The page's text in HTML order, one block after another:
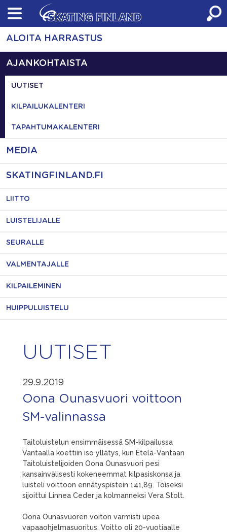
Skip
content
ALOITA HARRASTUS
AJANKOHTAISTA
UUTISET
KILPAILUKALENTERI
TAPAHTUMAKALENTERI
MEDIA
SKATINGFINLAND.FI
LIITTO
LUISTELIJALLE
SEURALLE
VALMENTAJALLE
KILPAILEMINEN
HUIPPULUISTELU
UUTISET
29.9.2019
Oona Ounasvuori voittoon
SM-valinnassa
Taitoluistelun ensimmäisessä SM-kilpailussa
Vantaalla koettiin iso yllätys, kun Etelä-Vantaan
Taitoluistelijoiden Oona Ounasvuori pesi
kansainvälisesti kokeneemmat kilpasiskonsa ja
luisteli voittoon ennätyspistein 141,89. Toiseksi
sijoittui Linnea Ceder ja kolmanneksi Vera Stolt.
Oona Ounasvuoren voiton varmisti upea
vapaaohjelmasuoritus. Voitto oli 20-vuotiaalle